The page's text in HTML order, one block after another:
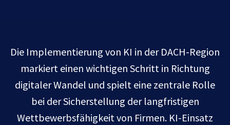
Die Implementierung von KI in der DACH-Region
markiert einen wichtigen Schritt in Richtung
digitaler Wandel und spielt eine zentrale Rolle
bei der Sicherstellung der langfristigen
Wettbewerbsfähigkeit von Firmen. KI-Einsatz